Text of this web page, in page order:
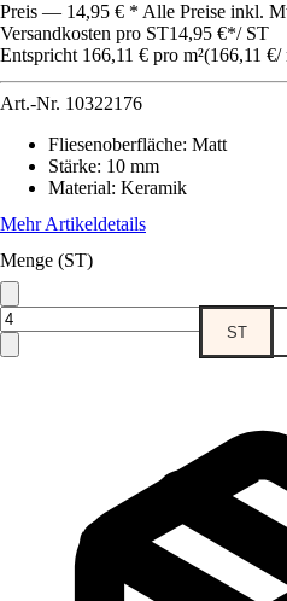
Preis — 14,95 € * Alle Preise inkl.
Versandkosten pro ST14,95 €*/ ST
Entspricht 166,11 € pro m²(166,11 €/
Art.-Nr. 10322176
Fliesenoberfläche: Matt
Stärke: 10 mm
Material: Keramik
Mehr Artikeldetails
Menge (ST)
ST